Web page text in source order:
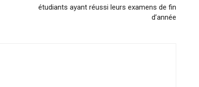
étudiants ayant réussi leurs examens de fin
d’année